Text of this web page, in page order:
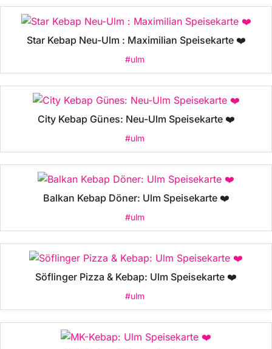
Star Kebap Neu-Ulm : Maximilian Speisekarte ❤️
#ulm
City Kebap Günes: Neu-Ulm Speisekarte ❤️
#ulm
Balkan Kebap Döner: Ulm Speisekarte ❤️
#ulm
Söflinger Pizza & Kebap: Ulm Speisekarte ❤️
#ulm